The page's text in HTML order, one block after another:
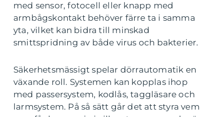
med sensor, fotocell eller knapp med
armbågskontakt behöver färre ta i samma
yta, vilket kan bidra till minskad
smittspridning av både virus och bakterier.
Säkerhetsmässigt spelar dörrautomatik en
växande roll. Systemen kan kopplas ihop
med passersystem, kodlås, taggläsare och
larmsystem. På så sätt går det att styra vem